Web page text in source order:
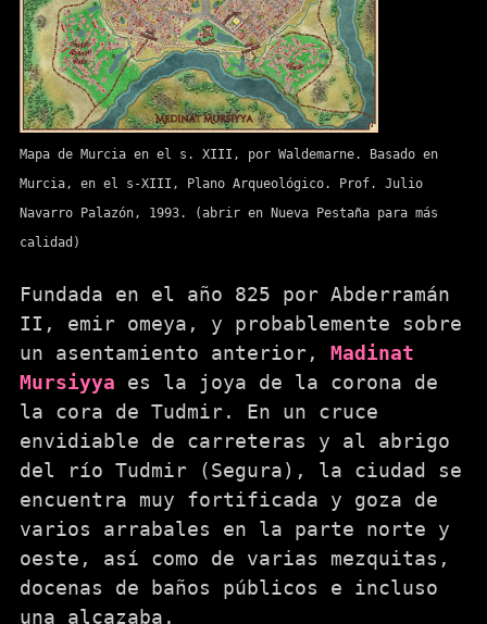
Mapa de Murcia en el s. XIII, por Waldemarne. Basado en
Murcia, en el s-XIII, Plano Arqueológico. Prof. Julio
Navarro Palazón, 1993. (abrir en Nueva Pestaña para más
calidad)
Fundada en el año 825 por Abderramán
II, emir omeya, y probablemente sobre
un asentamiento anterior, Madinat
Mursiyya es la joya de la corona de
la cora de Tudmir. En un cruce
envidiable de carreteras y al abrigo
del río Tudmir (Segura), la ciudad se
encuentra muy fortificada y goza de
varios arrabales en la parte norte y
oeste, así como de varias mezquitas,
docenas de baños públicos e incluso
una alcazaba.